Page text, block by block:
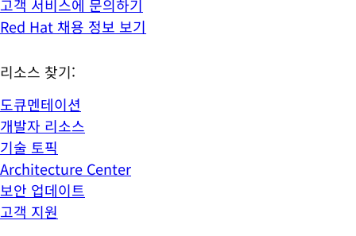
고객 서비스에 문의하기
Red Hat 채용 정보 보기
리소스 찾기:
도큐멘테이션
개발자 리소스
기술 토픽
Architecture Center
보안 업데이트
고객 지원